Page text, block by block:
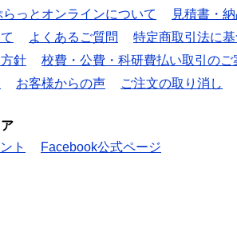
らっとオンラインについて
見積書・
よくあるご質問
特定商取引法に
針
校費・公費・科研費払い取引のご
お客様からの声 ご注文の取り消し
ト
Facebook公式ページ